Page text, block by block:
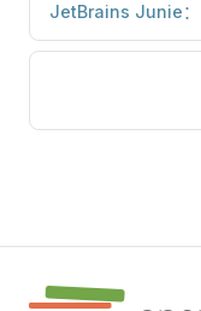
JetBrains Junie：